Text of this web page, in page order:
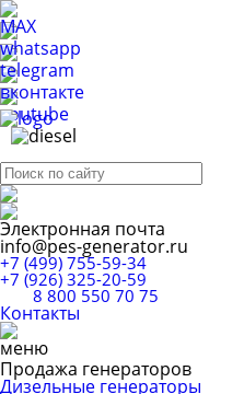
Электронная почта
info@pes-generator.ru
+7 (499) 755-59-34
+7 (926) 325-20-59
8 800 550 70 75
Контакты
Продажа генераторов
Дизельные генераторы